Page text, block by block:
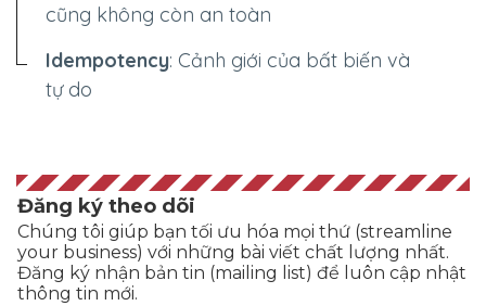
cũng không còn an toàn
Idempotency: Cảnh giới của bất biến và
tự do
Đăng ký theo dõi
Chúng tôi giúp bạn tối ưu hóa mọi thứ (streamline
your business) với những bài viết chất lượng nhất.
Đăng ký nhận bản tin (mailing list) để luôn cập nhật
thông tin mới.